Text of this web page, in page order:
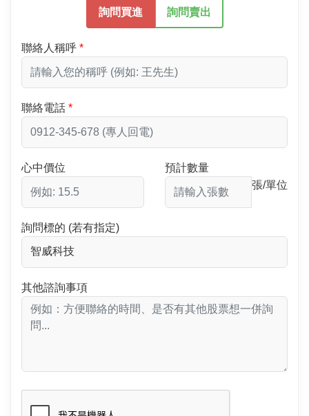
詢問買進 詢問賣出
聯絡人稱呼
聯絡電話
心中價位
預計數量
張/單位
詢問標的 (若有指定)
其他諮詢事項